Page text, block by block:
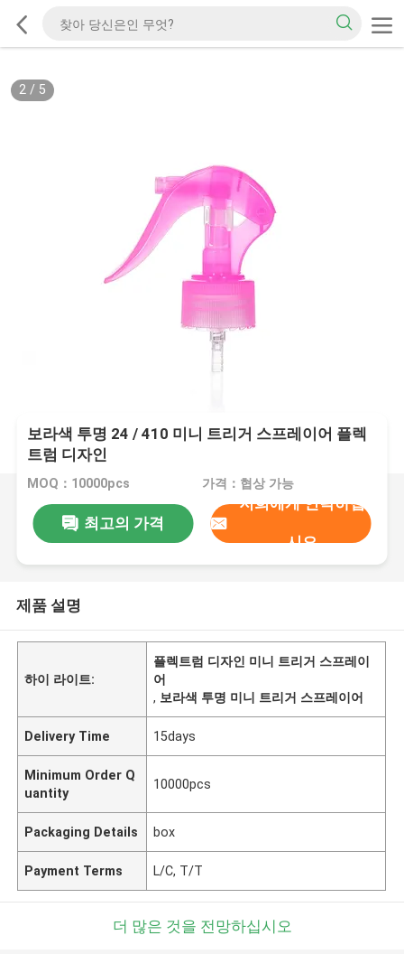
2/ 5
보라색 투명 24 / 410 미니 트리거 스프레이어 플렉
트럼 디자인
MOQ：10000pcs 가격：협상 가능
최고의 가격
저희에게 연락하십
시오
제품 설명
하이 라이트:
플렉트럼 디자인 미니 트리거 스프레이
어
, 보라색 투명 미니 트리거 스프레이어
Delivery Time 15days
Minimum Order Q
uantity
10000pcs
Packaging Details box
Payment Terms L/C, T/T
더 많은 것을 전망하십시오